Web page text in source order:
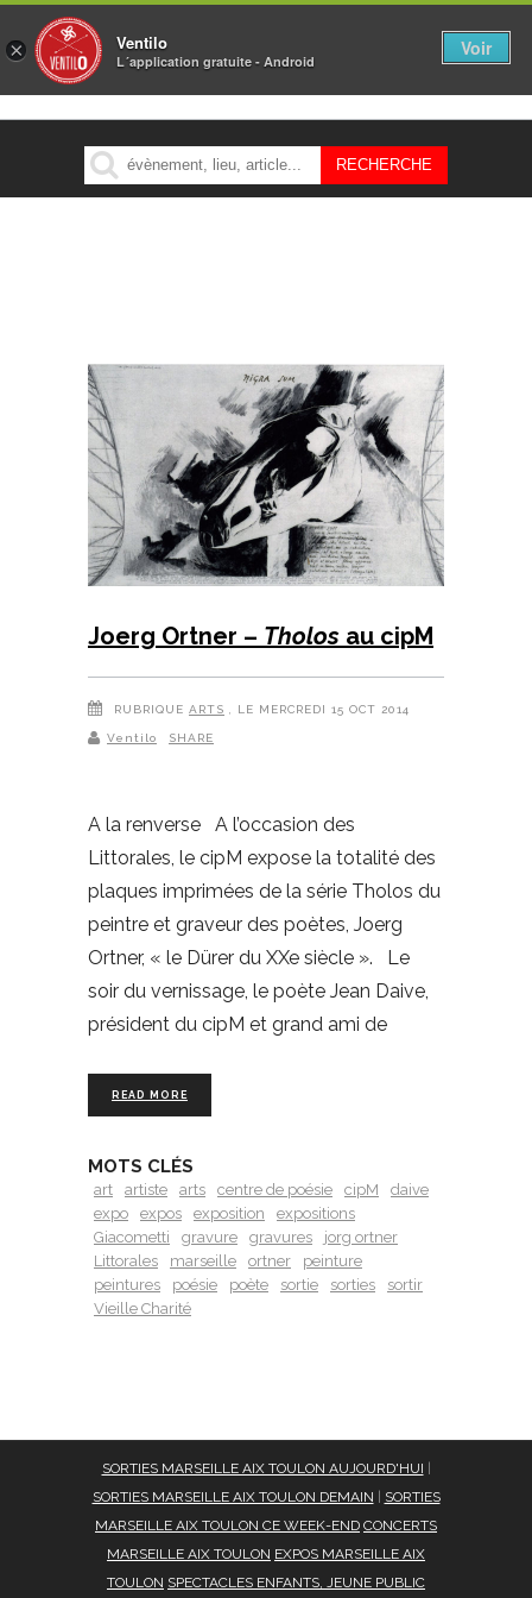
MENU
Joerg Ortner – Tholos au cipM
RUBRIQUE ARTS , LE MERCREDI 15 OCT 2014
Ventilo SHARE
A la renverse A l’occasion des
Littorales, le cipM expose la totalité des
plaques imprimées de la série Tholos du
peintre et graveur des poètes, Joerg
Ortner, « le Dürer du XXe siècle ». Le
soir du vernissage, le poète Jean Daive,
président du cipM et grand ami de
READ MORE
MOTS CLÉS
art artiste arts centre de poésie cipM
daive
expo
expos exposition
expositions
Giacometti
gravure gravures
jorg ortner
Littorales
marseille ortner
peinture
peintures
poésie poète sortie sorties
sortir
Vieille Charité
SORTIES MARSEILLE AIX TOULON AUJOURD'HUI
SORTIES MARSEILLE AIX TOULON DEMAIN
SORTIES
MARSEILLE AIX TOULON CE WEEK-END CONCERTS
MARSEILLE AIX TOULON EXPOS MARSEILLE AIX
TOULON SPECTACLES ENFANTS, JEUNE PUBLIC
× Ventilo
L´application gratuite - Android
Voir